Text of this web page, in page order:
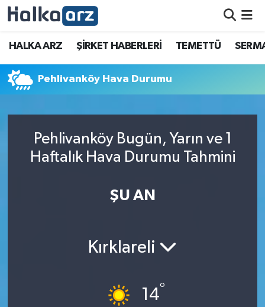
HALKA ARZ ŞİRKET HABERLERİ TEMETTÜ
Pehlivanköy Hava Durumu
Pehlivanköy Bugün, Yarın ve 1
Haftalık Hava Durumu Tahmini
ŞU AN
Kırklareli
14°
HALKA ARZ
SERMAYE ARTIRIMI
TEMETTÜ
İletişim